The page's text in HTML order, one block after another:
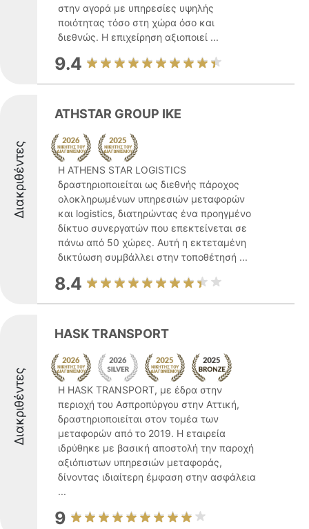
στην αγορά με υπηρεσίες υψηλής
ποιότητας τόσο στη χώρα όσο και
διεθνώς. Η επιχείρηση αξιοποιεί ...
9.4
Διακριθέντες
ATHSTAR GROUP IKE
Η ATHENS STAR LOGISTICS
δραστηριοποιείται ως διεθνής πάροχος
ολοκληρωμένων υπηρεσιών μεταφορών
και logistics, διατηρώντας ένα προηγμένο
δίκτυο συνεργατών που επεκτείνεται σε
πάνω από 50 χώρες. Αυτή η εκτεταμένη
δικτύωση συμβάλλει στην τοποθέτησή ...
8.4
Διακριθέντες
HASK TRANSPORT
Η HASK TRANSPORT, με έδρα στην
περιοχή του Ασπροπύργου στην Αττική,
δραστηριοποιείται στον τομέα των
μεταφορών από το 2019. Η εταιρεία
ιδρύθηκε με βασική αποστολή την παροχή
αξιόπιστων υπηρεσιών μεταφοράς,
δίνοντας ιδιαίτερη έμφαση στην ασφάλεια
...
9